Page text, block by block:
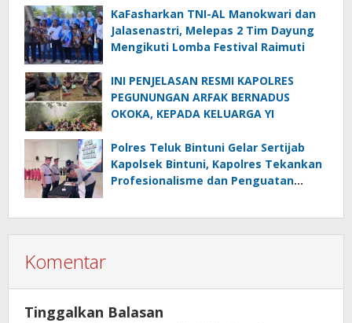
KaFasharkan TNI-AL Manokwari dan
Jalasenastri, Melepas 2 Tim Dayung
Mengikuti Lomba Festival Raimuti
INI PENJELASAN RESMI KAPOLRES
PEGUNUNGAN ARFAK BERNADUS
OKOKA, KEPADA KELUARGA YI
Polres Teluk Bintuni Gelar Sertijab
Kapolsek Bintuni, Kapolres Tekankan
Profesionalisme dan Penguatan
Komentar
Tinggalkan Balasan